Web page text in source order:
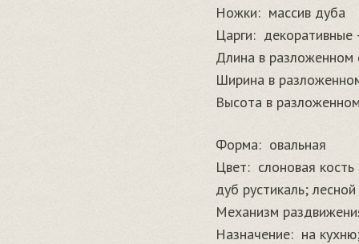
Ножки: массив дуба
Царги:
Длина в разложенном
Ширина в
Высота в
Форма: овальная
Цвет: слоновая
дуб рустикаль;
Механизм
Назначение: на